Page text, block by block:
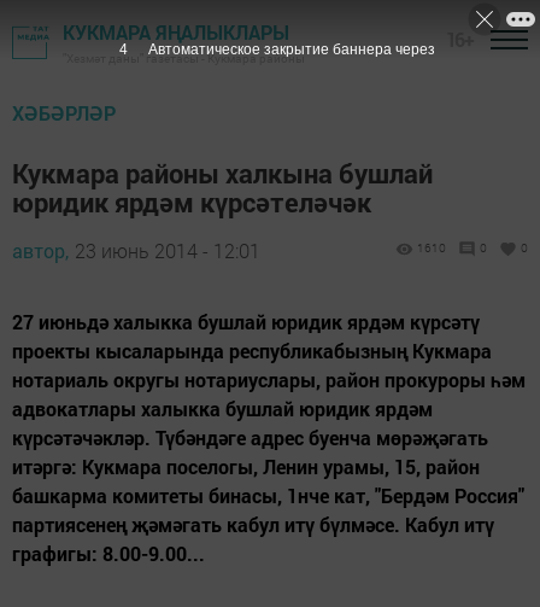
КУКМАРА ЯҢАЛЫКЛАРЫ
"Хезмәт даны" газетасы - Кукмара районы
ХӘБӘРЛӘР
Кукмара районы халкына бушлай
юридик ярдәм күрсәтеләчәк
автор, 23 июнь 2014 - 12:01 1610 0 0
27 июньдә халыкка бушлай юридик ярдәм күрсәтү
проекты кысаларында республикабызның Кукмара
нотариаль округы нотариуслары, район прокуроры һәм
адвокатлары халыкка бушлай юридик ярдәм
күрсәтәчәкләр. Түбәндәге адрес буенча мөрәҗәгать
итәргә: Кукмара поселогы, Ленин урамы, 15, район
башкарма комитеты бинасы, 1нче кат, "Бердәм Россия"
партиясенең җәмәгать кабул итү бүлмәсе. Кабул итү
графигы: 8.00-9.00...
3 Автоматическое закрытие баннера через